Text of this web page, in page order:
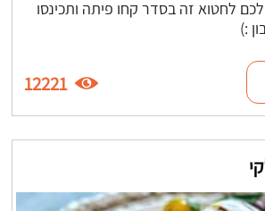
לחטוא זה בסדר קחו פיתה ותכינסו
:)
12221